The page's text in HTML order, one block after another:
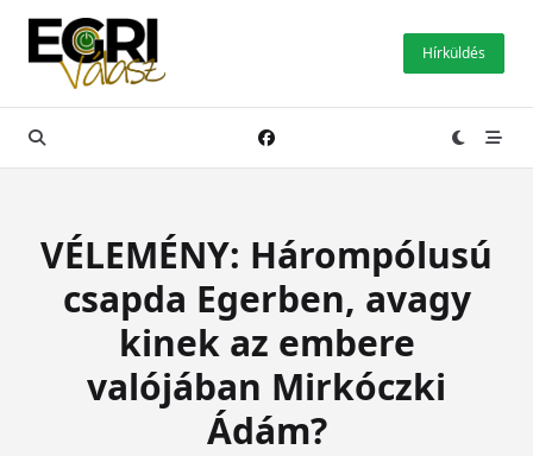
Skip
content
Hírküldés
VÉLEMÉNY: Hárompólusú
csapda Egerben, avagy
kinek az embere
valójában Mirkóczki
Ádám?